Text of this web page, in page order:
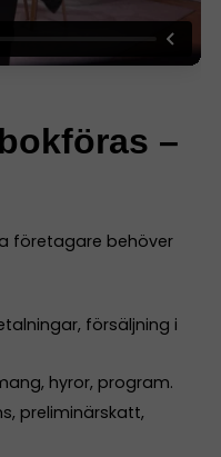
–
företagare behöver
försäljning i
hyror, program.
preliminärskatt,